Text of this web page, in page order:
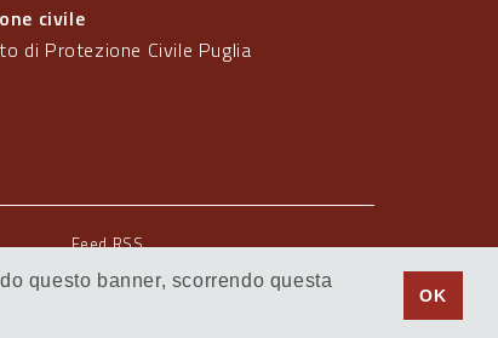
questo banner, scorrendo questa
OK
civile
di Protezione Civile Puglia
Feed RSS
© Regione Puglia